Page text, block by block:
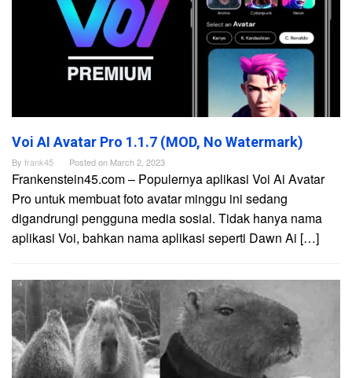
Voi AI Avatar Pro 1.1.7 (MOD, No Watermark)
By frank45 Posted on March 2, 2023
Frankenstein45.com – Populernya aplikasi Voi Ai Avatar
Pro untuk membuat foto avatar minggu ini sedang
digandrungi pengguna media sosial. Tidak hanya nama
aplikasi Voi, bahkan nama aplikasi seperti Dawn Ai […]